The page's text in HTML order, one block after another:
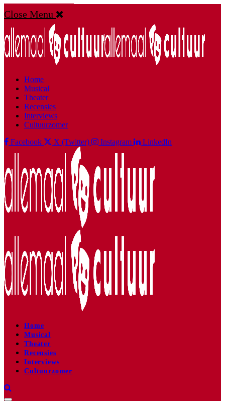
Close Menu
Home
Musical
Theater
Recensies
Interviews
Cultuurzomer
Facebook
X (Twitter) Instagram LinkedIn
Home
Musical
Theater
Recensies
Interviews
Cultuurzomer